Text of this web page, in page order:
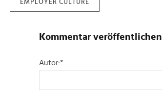
EMPLOYER CULTURE
Kommentar veröffentlichen
Autor:*